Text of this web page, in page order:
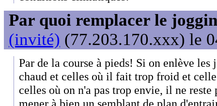
Par quoi remplacer le
(invité) (77.203.170.xxx) le
Par de la course à pieds! Si on enlève
chaud et celles où il fait trop froid et
celles où on n'a pas trop envie, il ne reste